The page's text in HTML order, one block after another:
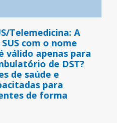
Telemedicina: A
com o nome
válido apenas para
de DST?
de saúde e
para
de forma